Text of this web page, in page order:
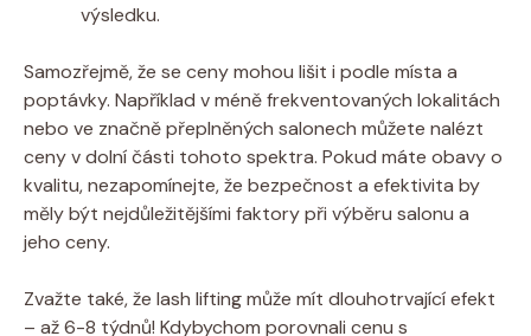
výsledku.
Samozřejmě, že se ceny mohou lišit i podle místa a
poptávky. Například v méně frekventovaných lokalitách
nebo ve značně přeplněných salonech můžete nalézt
ceny v dolní části tohoto spektra. Pokud máte obavy o
kvalitu, nezapomínejte, že bezpečnost a efektivita by
měly být nejdůležitějšími faktory při výběru salonu a
jeho ceny.
Zvažte také, že lash lifting může mít dlouhotrvající efekt
– až 6-8 týdnů! Kdybychom porovnali cenu s